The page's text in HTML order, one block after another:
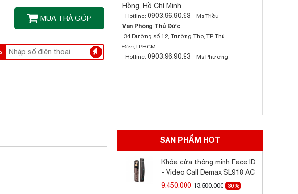
MUA TRẢ GÓP
Hồng, Hồ Chí Minh
Hotline: 0903.96.90.93 - Ms Triều
Văn Phòng Thủ Đức
34 Đường số 12, Trường Thọ, TP Thủ
Đức,TPHCM
Hotline: 0903.96.90.93 - Ms Phương
SẢN PHẨM HOT
Khóa cửa thông minh Face ID
- Video Call Demax SL918 AC
9.450.000 13.500.000 -30%